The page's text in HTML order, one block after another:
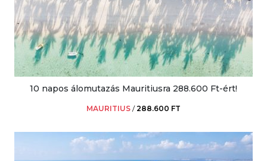
10 napos álomutazás Mauritiusra 288.600 Ft-ért!
MAURITIUS /288.600 FT